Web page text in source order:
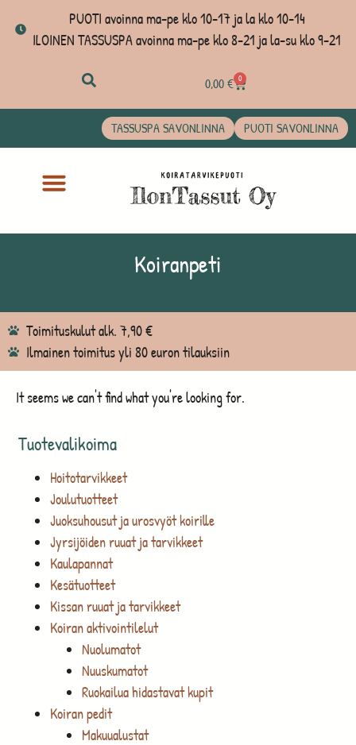
PUOTI avoinna ma-pe klo 10-17 ja la klo 10-14
ILOINEN TASSUSPA avoinna ma-pe klo 8-21 ja la-su klo 9-21
0,00€ 0
TASSUSPA SAVONLINNA PUOTI SAVONLINNA
Koiranpeti
Toimituskulut alk. 7,90 €
Ilmainen toimitus yli 80 euron tilauksiin
Tuotevalikoima
Hoitotarvikkeet
Joulutuotteet
Juoksuhousut ja urosvyöt koirille
Jyrsijöiden ruuat ja tarvikkeet
Kaulapannat
Kesätuotteet
Kissan ruuat ja tarvikkeet
Koiran aktivointilelut
Nuolumatot
Nuuskumatot
Ruokailua hidastavat kupit
Koiran pedit
Makuualustat
It seems we can't find what you're looking for.